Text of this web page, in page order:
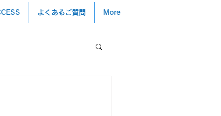
よくあるご質問 More